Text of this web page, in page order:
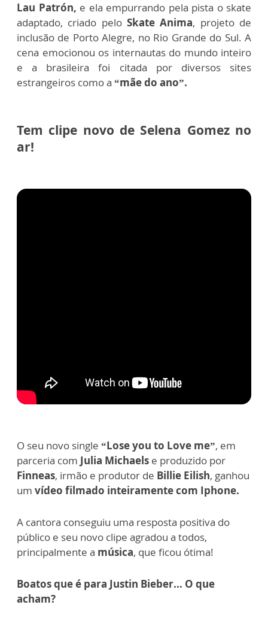
Lau Patrón, e ela empurrando pela pista o skate
adaptado, criado pelo Skate Anima, projeto de
inclusão de Porto Alegre, no Rio Grande do Sul. A
cena emocionou os internautas do mundo inteiro
e a brasileira foi citada por diversos sites
estrangeiros como a “mãe do ano”.
Tem clipe novo de Selena Gomez no
ar!
O seu novo single “Lose you to Love me”, em
parceria com Julia Michaels e produzido por
Finneas, irmão e produtor de Billie Eilish, ganhou
um vídeo filmado inteiramente com Iphone.
A cantora conseguiu uma resposta positiva do
público e seu novo clipe agradou a todos,
principalmente a música, que ficou ótima!
Boatos que é para Justin Bieber... O que
acham?